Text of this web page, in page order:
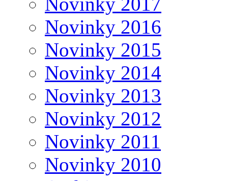
Novinky 2016
Novinky 2015
Novinky 2014
Novinky 2013
Novinky 2012
Novinky 2011
Novinky 2010